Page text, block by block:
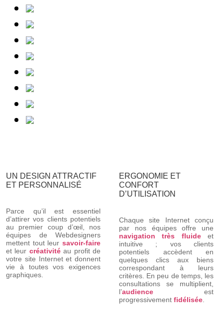
UN DESIGN ATTRACTIF
ET PERSONNALISÉ
Parce qu’il est essentiel
d’attirer vos clients potentiels
au premier coup d’œil, nos
équipes de Webdesigners
mettent tout leur savoir-faire
et leur créativitéau profit de
votre site Internet et donnent
vie à toutes vos exigences
graphiques.
ERGONOMIE ET
CONFORT
D’UTILISATION
Chaque site Internet conçu
par nos équipes offre une
navigation très fluideet
intuitive ; vos clients
potentiels accèdent en
quelques clics aux biens
correspondant à leurs
critères. En peu de temps, les
consultations se multiplient,
l’audience est
progressivement fidélisée